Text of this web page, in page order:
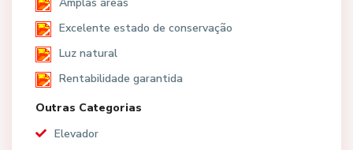
Excelente estado de conservação
Luz natural
Rentabilidade garantida
Outras Categorias
Elevador